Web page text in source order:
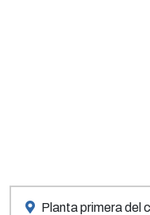
Planta primera del